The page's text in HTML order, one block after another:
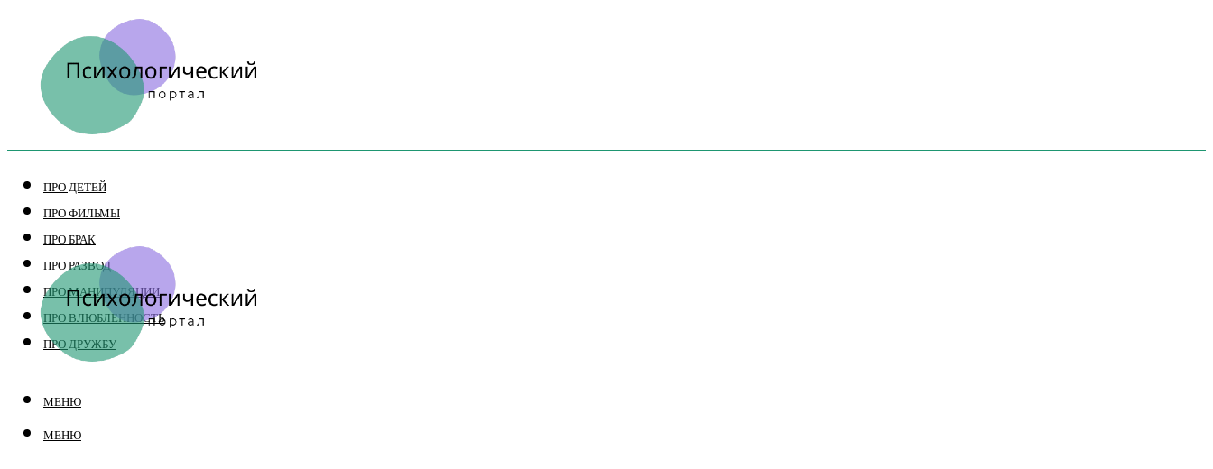
ПРО ДЕТЕЙ
ПРО ФИЛЬМЫ
ПРО БРАК
ПРО РАЗВОД
ПРО МАНИПУЛЯЦИИ
ПРО ВЛЮБЛЕННОСТЬ
ПРО ДРУЖБУ
МЕНЮ
МЕНЮ